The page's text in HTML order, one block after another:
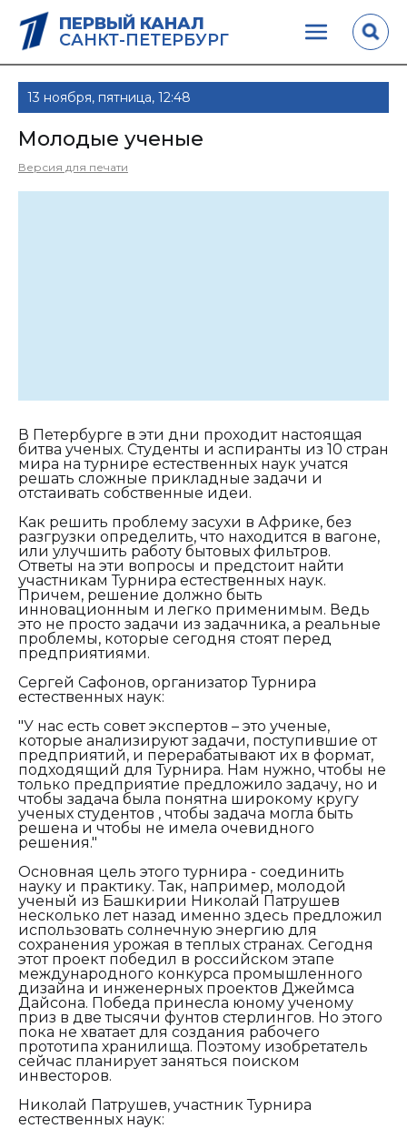
ПЕРВЫЙ КАНАЛ
САНКТ-ПЕТЕРБУРГ
13 ноября, пятница, 12:48
Молодые ученые
Версия для печати
В Петербурге в эти дни проходит настоящая
битва ученых. Студенты и аспиранты из 10 стран
мира на турнире естественных наук учатся
решать сложные прикладные задачи и
отстаивать собственные идеи.
Как решить проблему засухи в Африке, без
разгрузки определить, что находится в вагоне,
или улучшить работу бытовых фильтров.
Ответы на эти вопросы и предстоит найти
участникам Турнира естественных наук.
Причем, решение должно быть
инновационным и легко применимым. Ведь
это не просто задачи из задачника, а реальные
проблемы, которые сегодня стоят перед
предприятиями.
Сергей Сафонов, организатор Турнира
естественных наук:
"У нас есть совет экспертов – это ученые,
которые анализируют задачи, поступившие от
предприятий, и перерабатывают их в формат,
подходящий для Турнира. Нам нужно, чтобы не
только предприятие предложило задачу, но и
чтобы задача была понятна широкому кругу
ученых студентов , чтобы задача могла быть
решена и чтобы не имела очевидного
решения."
Основная цель этого турнира - соединить
науку и практику. Так, например, молодой
ученый из Башкирии Николай Патрушев
несколько лет назад именно здесь предложил
использовать солнечную энергию для
сохранения урожая в теплых странах. Сегодня
этот проект победил в российском этапе
международного конкурса промышленного
дизайна и инженерных проектов Джеймса
Дайсона. Победа принесла юному ученому
приз в две тысячи фунтов стерлингов. Но этого
пока не хватает для создания рабочего
прототипа хранилища. Поэтому изобретатель
сейчас планирует заняться поиском
инвесторов.
Николай Патрушев, участник Турнира
естественных наук: